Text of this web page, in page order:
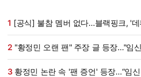
1 [공식] 불참 멤버 없다…블랙핑크, '
2
식사도" 온라인 확산 [엑's 이슈]
3황정민 논란 속 '팬 증언' 등장…“임신 축하 전화·남편과